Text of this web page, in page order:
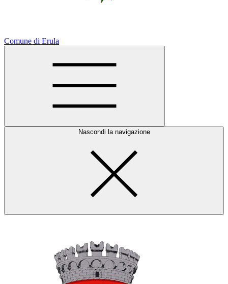
Comune di Erula
Nascondi la navigazione